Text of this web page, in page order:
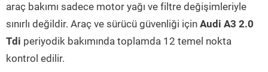
araç bakımı sadece motor yağı ve filtre değişimleriyle
sınırlı değildir. Araç ve sürücü güvenliği için Audi A3 2.0
Tdi periyodik bakımında toplamda 12 temel nokta
kontrol edilir.